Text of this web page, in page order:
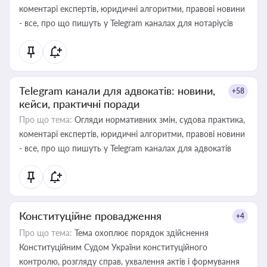
коментарі експертів, юридичні алгоритми, правові новини
- все, про що пишуть у Telegram каналах для нотаріусів
Telegram канали для адвокатів: новини,
кейси, практичні поради
+58
Про що тема: Огляди нормативних змін, судова практика,
коментарі експертів, юридичні алгоритми, правові новини
- все, про що пишуть у Telegram каналах для адвокатів
Конституційне провадження +4
Про що тема: Тема охоплює порядок здійснення
Конституційним Судом України конституційного
контролю, розгляду справ, ухвалення актів і формування